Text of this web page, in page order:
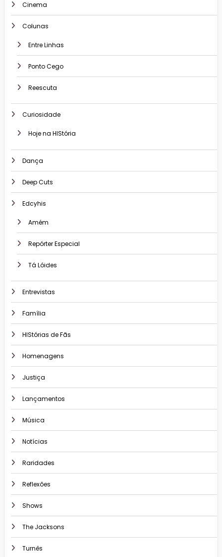
Cinema
Colunas
Entre Linhas
Ponto Cego
Reescuta
Curiosidade
Hoje na HIStória
Dança
Deep Cuts
Edcyhis
Amém
Repórter Especial
Tá Lóides
Entrevistas
Família
HIStórias de Fãs
Homenagens
Justiça
Lançamentos
Música
Notícias
Raridades
Reflexões
Shows
The Jacksons
Turnês